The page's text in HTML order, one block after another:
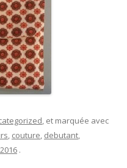
, et marquée avec
, couture, debutant,
.